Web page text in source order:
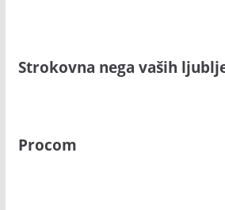
Strokovna nega vaših
Procom